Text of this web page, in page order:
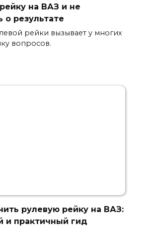
на ВАЗ и не
о результате
рейки вызывает у многих
вопросов.
рулевую рейку на ВАЗ:
и практичный гид